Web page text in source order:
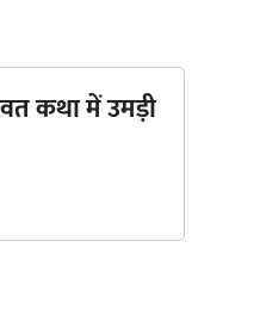
कथा में उमड़ी